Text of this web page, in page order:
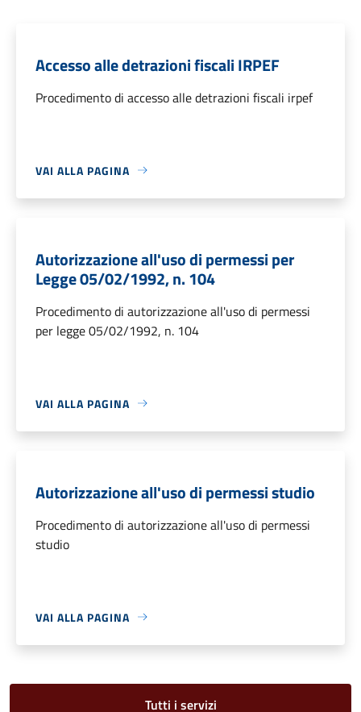
Accesso alle detrazioni fiscali IRPEF
Procedimento di accesso alle detrazioni fiscali irpef
VAI ALLA PAGINA
Autorizzazione all'uso di permessi per
Legge 05/02/1992, n. 104
Procedimento di autorizzazione all'uso di permessi
per legge 05/02/1992, n. 104
VAI ALLA PAGINA
Autorizzazione all'uso di permessi studio
Procedimento di autorizzazione all'uso di permessi
studio
VAI ALLA PAGINA
Tutti i servizi